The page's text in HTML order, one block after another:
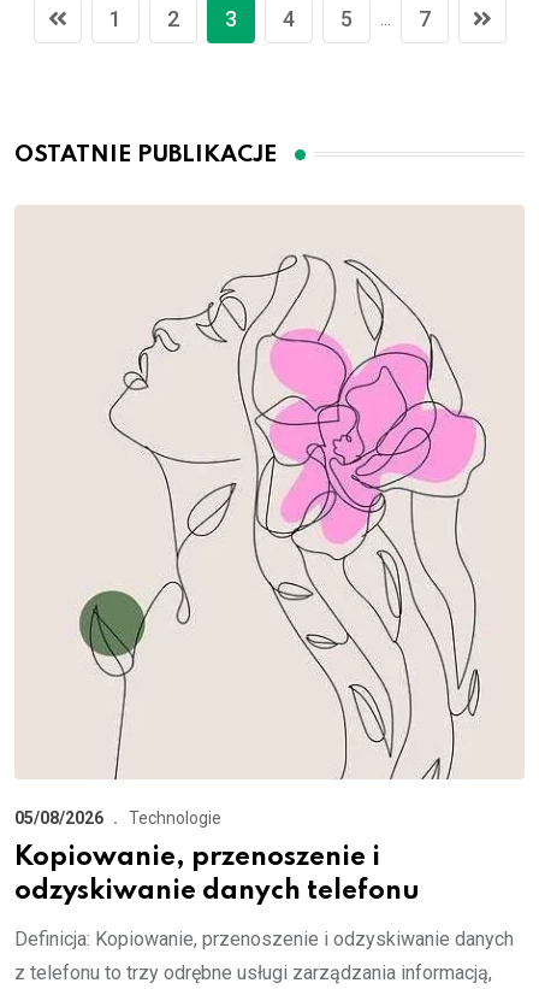
1 2 3 4 5 7
OSTATNIE PUBLIKACJE
05/08/2026 Technologie
Kopiowanie, przenoszenie i
odzyskiwanie danych telefonu
Definicja: Kopiowanie, przenoszenie i odzyskiwanie danych
z telefonu to trzy odrębne usługi zarządzania informacją,